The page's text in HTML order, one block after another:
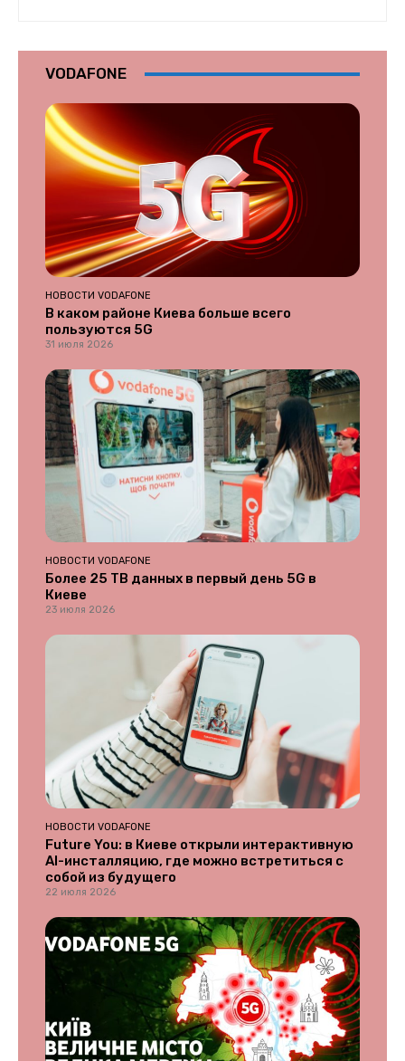
VODAFONE
НОВОСТИ VODAFONE
В каком районе Киева больше всего
пользуются 5G
31 июля 2026
НОВОСТИ VODAFONE
Более 25 ТВ данных в первый день 5G в
Киеве
23 июля 2026
НОВОСТИ VODAFONE
Future You: в Киеве открыли интерактивную
AI-инсталляцию, где можно встретиться с
собой из будущего
22 июля 2026